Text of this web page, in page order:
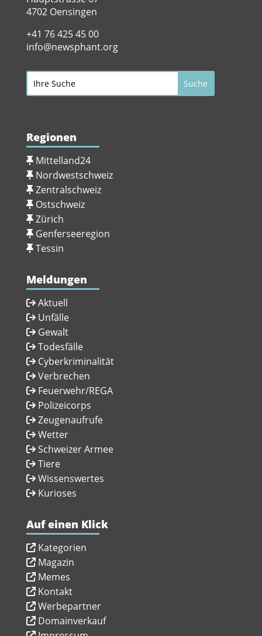
4702 Oensingen
+41 76 425 45 00
info@newsphant.org
Regionen
Mittelland24
Nordwestschweiz
Zentralschweiz
Ostschweiz
Zürich
Genferseeregion
Tessin
Meldungen
Aktuell
Unfälle
Gewalt
Todesfälle
Cyberkriminalität
Verbrechen
Feuerwehr/REGA
Polizeicorps
Zeugenaufrufe
Wetter
Schweizer Armee
Tiere
Wissenswertes
Kurioses
Auf einen Klick
Kategorien
Magazin
Memes
Kontakt
Werbepartner
Domainverkauf